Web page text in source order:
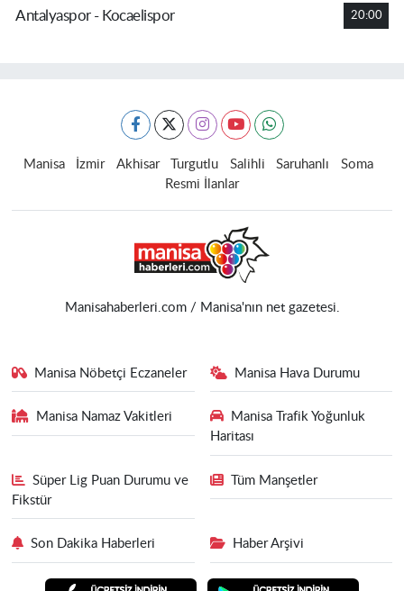
Antalyaspor - Kocaelispor 20:00
Manisa İzmir Akhisar Turgutlu Salihli Saruhanlı
Soma
Resmi İlanlar
Manisahaberleri.com / Manisa'nın net gazetesi.
Manisa Nöbetçi Eczaneler Manisa Hava Durumu
Manisa Namaz Vakitleri
Manisa Trafik Yoğunluk
Haritası
Süper Lig Puan Durumu ve
Fikstür
Tüm Manşetler
Son Dakika Haberleri Haber Arşivi